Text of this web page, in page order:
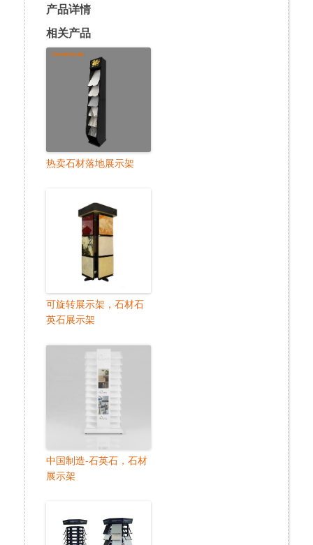
产品详情
相关产品
热卖石材落地展示架
可旋转展示架，石材石
英石展示架
中国制造-石英石，石材
展示架